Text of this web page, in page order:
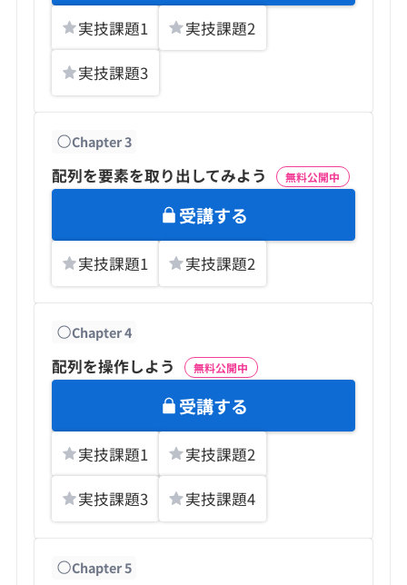
実技課題1 実技課題2
実技課題3
Chapter3
配列を要素を取り出してみよう 無料公開中
受講する
実技課題1 実技課題2
Chapter4
配列を操作しよう 無料公開中
受講する
実技課題1 実技課題2
実技課題3 実技課題4
Chapter5